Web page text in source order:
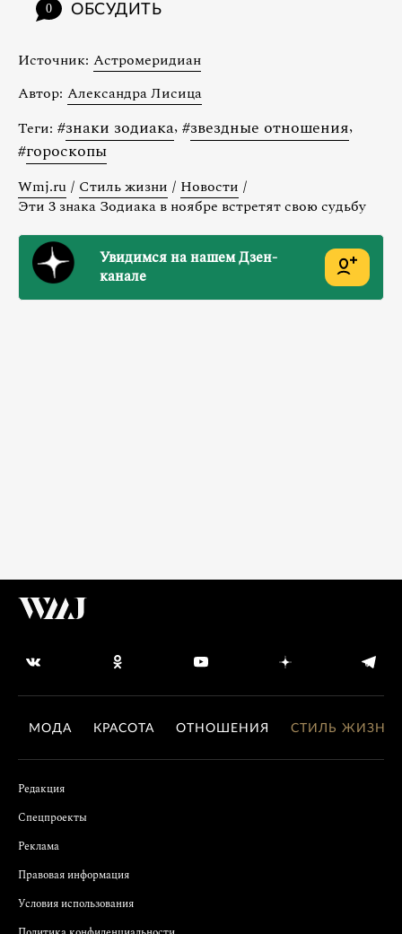
0 ОБСУДИТЬ
Источник: Астромеридиан
Автор: Александра Лисица
Теги: #знаки зодиака, #звездные отношения,
#гороскопы
Wmj.ru / Стиль жизни / Новости /
Эти 3 знака Зодиака в ноябре встретят свою судьбу
Увидимся на нашем Дзен-
канале
МОДА КРАСОТА ОТНОШЕНИЯ СТИЛЬ ЖИЗНИ
Редакция
Спецпроекты
Реклама
Правовая информация
Условия использования